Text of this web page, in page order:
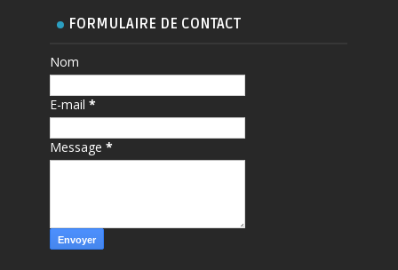
FORMULAIRE DE CONTACT
Nom
E-mail*
Message*